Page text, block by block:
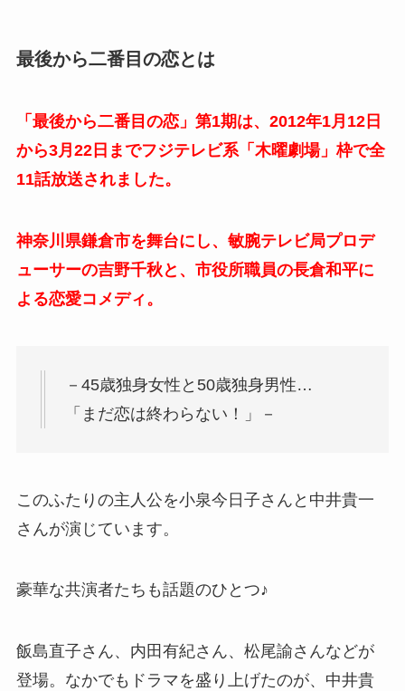
最後から二番目の恋とは
「最後から二番目の恋」第1期は、2012年1月12日
から3月22日までフジテレビ系「木曜劇場」枠で全
11話放送されました。
神奈川県鎌倉市を舞台にし、敏腕テレビ局プロデ
ューサーの吉野千秋と、市役所職員の長倉和平に
よる恋愛コメディ。
－45歳独身女性と50歳独身男性…
「まだ恋は終わらない！」－
このふたりの主人公を小泉今日子さんと中井貴一
さんが演じています。
豪華な共演者たちも話題のひとつ♪
飯島直子さん、内田有紀さん、松尾諭さんなどが
登場。なかでもドラマを盛り上げたのが、中井貴